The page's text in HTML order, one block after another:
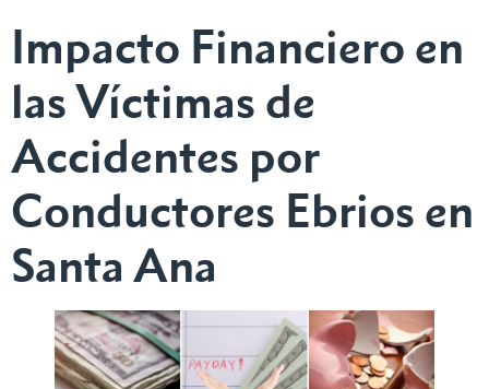
Impacto Financiero en
las Víctimas de
Accidentes por
Conductores Ebrios en
Santa Ana